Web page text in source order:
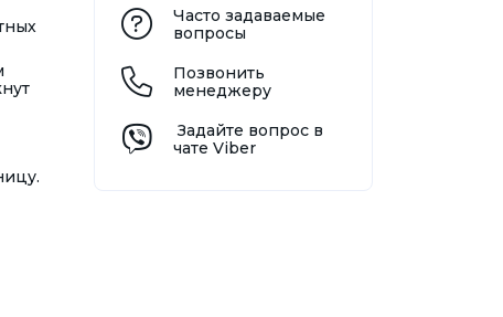
Часто задаваемые
вопросы
Позвонить
менеджеру
Задайте вопрос в
чате Viber